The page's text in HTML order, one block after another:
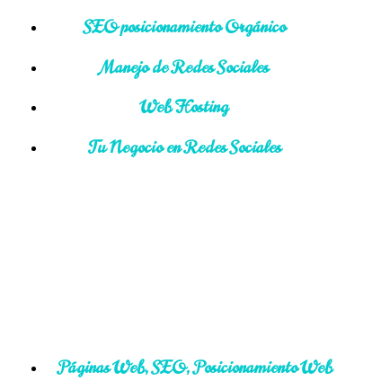
SEO posicionamiento Orgánico
Manejo de Redes Sociales
Web Hosting
Tu Negocio en Redes Sociales
Páginas Web, SEO, Posicionamiento Web